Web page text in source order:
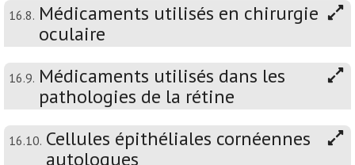
16.8. Médicaments utilisés en chirurgie
oculaire
16.9. Médicaments utilisés dans les
pathologies de la rétine
16.10. Cellules épithéliales cornéennes
autologues